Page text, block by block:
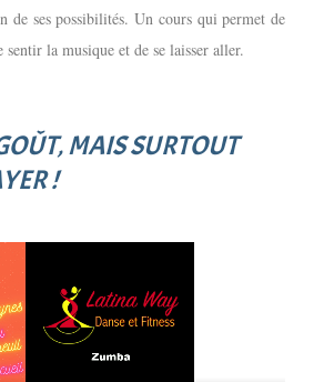
de ses possibilités. Un cours qui permet de
la musique et de se laisser aller.
MAIS SURTOUT
!